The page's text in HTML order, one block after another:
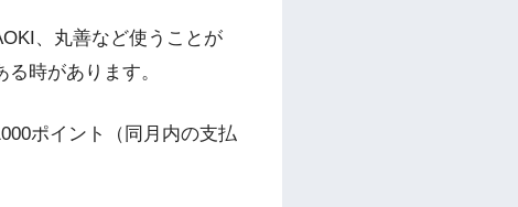
、丸善など使うことが
時があります。
ポイント（同月内の支払